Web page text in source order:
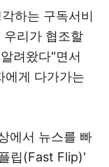
하는 구독서비
우리가 협조할
려왔다"면서
에게 다가가는
에서 뉴스를 빠
립(Fast Flip)'